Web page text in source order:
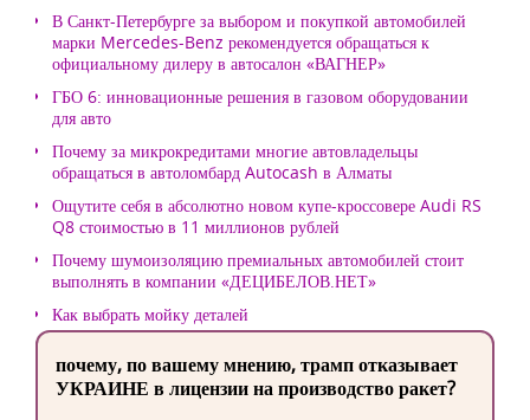
В Санкт-Петербурге за выбором и покупкой автомобилей
марки Mercedes-Benz рекомендуется обращаться к
официальному дилеру в автосалон «ВАГНЕР»
ГБО 6: инновационные решения в газовом оборудовании
для авто
Почему за микрокредитами многие автовладельцы
обращаться в автоломбард Autocash в Алматы
Ощутите себя в абсолютно новом купе-кроссовере Audi RS
Q8 стоимостью в 11 миллионов рублей
Почему шумоизоляцию премиальных автомобилей стоит
выполнять в компании «ДЕЦИБЕЛОВ.НЕТ»
Как выбрать мойку деталей
почему, по вашему мнению, трамп отказывает
УКРАИНЕ в лицензии на производство ракет?